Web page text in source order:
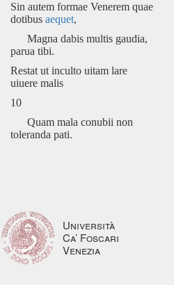
Sin autem formae Venerem quae
dotibus aequet,
Magna dabis multis gaudia,
parua tibi.
Restat ut inculto uitam lare
uiuere malis
10
Quam mala conubii non
toleranda pati.
Università
Ca’ Foscari
Venezia